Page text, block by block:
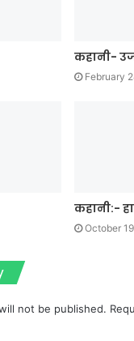
कहानी-
February
कहानी:-
October
not be published.